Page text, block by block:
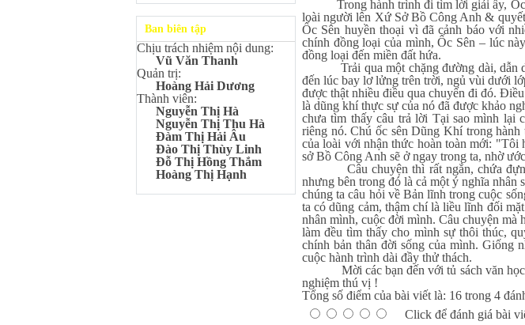
Giải Ba kỳ thi chọn HSG cấp
tỉnh môn Toán.
Đinh Anh Thư - Lớp 9A3
Giải Nhì kỳ thi chọn HSG cấp
tỉnh môn Sinh học.
Chu Quang Lượng - Lớp
9A3
Giải Ba kỳ thi chọn HSG cấp
tỉnh môn Toán.
Lê Minh Chiến- Lớp 9A3
Giải Ba kỳ thi chọn HSG cấp
tỉnh môn Sinh học.
Giải Ba kỳ thi chọn HSG cấp
Ban biên tập
Chịu trách nhiệm nội dung:
Vũ Văn Thanh
Quản trị:
Hoàng Hải Dương
Thành viên:
Nguyễn Thị Hà
Nguyễn Thị Thu Hà
Đàm Thị Hải Âu
Đào Thị Thùy Linh
Đỗ Thị Hồng Thắm
Hoàng Thị Hạnh
Trong hành trình đi tìm lời giải ấy, Ốc
loài người lên Xứ Sở Bồ Công Anh &
Ốc Sên huyền thoại vì đã cảnh báo với
chính đồng loại của mình, Ốc Sên – lúc
đồng loại đến miền đất hứa.
Trải qua một chặng đường dài, dẫn dắt
đến lúc bay lơ lửng trên trời, ngủ vùi dưới
được thật nhiều điều qua chuyến đi đó.
là dũng khí thực sự của nó đã được khảo
chưa tìm thấy câu trả lời Tại sao mình lại
riêng nó. Chú ốc sên Dũng Khí trong
của loài với nhận thức hoàn toàn mới: "Tôi
sở Bồ Công Anh sẽ ở ngay trong ta, nhờ
Câu chuyện thì rất ngắn, chứa đựng
nhưng bên trong đó là cả một ý nghĩa nhân
chúng ta câu hỏi về Bản lĩnh trong cuộc
ta có dũng cảm, thậm chí là liều lĩnh đối
nhân mình, cuộc đời mình. Câu chuyện mà
làm đều tìm thấy cho mình sự thôi thúc,
chính bản thân đời sống của mình. Giống
cuộc hành trình dài đầy thử thách.
Mời các bạn đến với tủ sách văn học
nghiệm thú vị !
Tổng số điểm của bài viết là: 16 trong 4
Click để đánh giá bài